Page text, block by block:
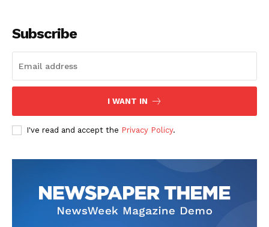
Company
About
Subscription Plans
My account
Subscribe
I WANT IN
I've read and accept the Privacy Policy.